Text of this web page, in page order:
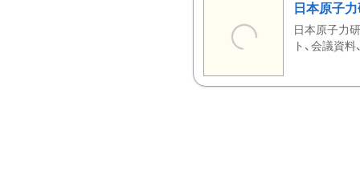
日本原子
日本原子力
ト、会議資